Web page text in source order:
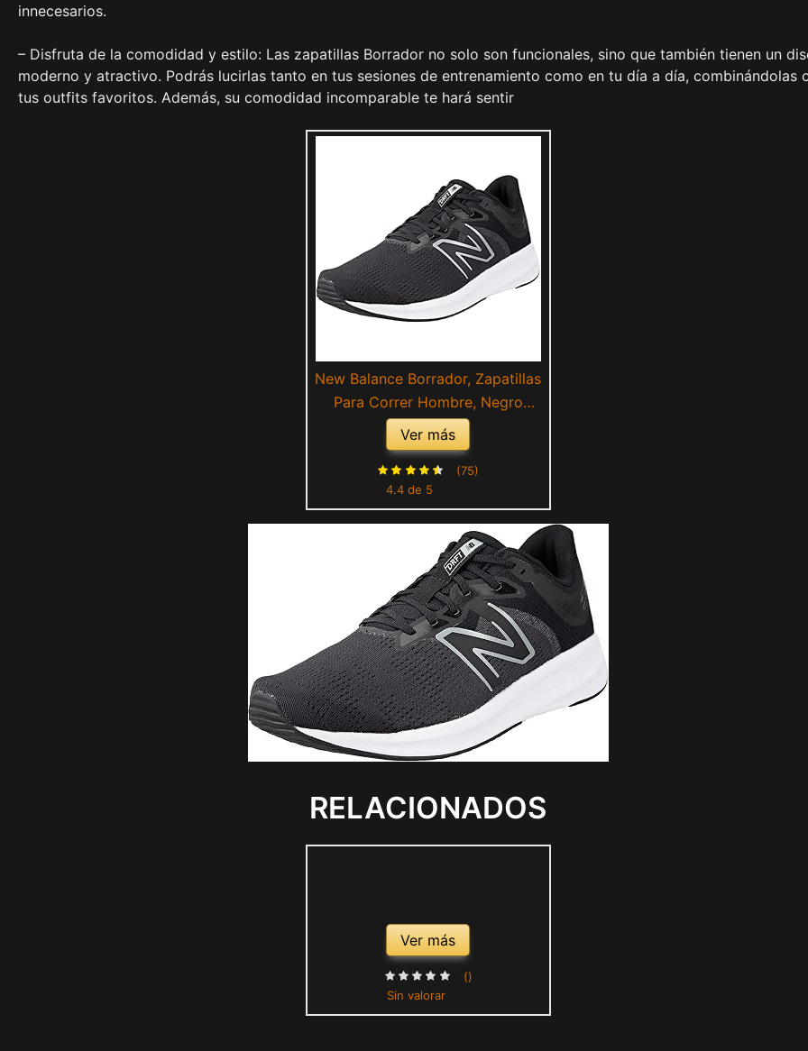
innecesarios.
– Disfruta de la comodidad y estilo: Las zapatillas Borrador no solo son funcionales, sino que también tienen un
moderno y atractivo. Podrás lucirlas tanto en tus sesiones de entrenamiento como en tu día a día, combinándolas
tus outfits favoritos. Además, su comodidad incomparable te hará sentir
New Balance Borrador, Zapatillas
Para Correr Hombre, Negro
(Black), 41.5 EU
Ver más
4.4 de 5
(75)
RELACIONADOS
Ver más
Sin valorar
()